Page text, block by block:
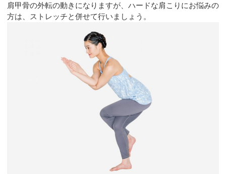
肩甲骨の外転の動きになりますが、ハードな肩こりにお悩みの
方は、ストレッチと併せて行いましょう。